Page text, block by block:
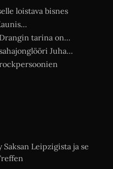
loistava bisnes
tarina on…
Juha…
Leipzigista ja se